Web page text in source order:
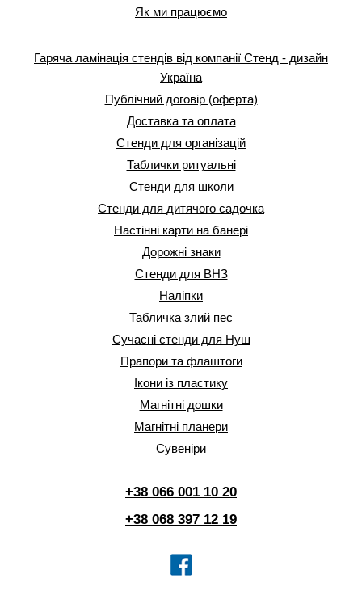
Як ми працюємо
Гаряча ламінація стендів від компанії Стенд - дизайн
Україна
Публічний договір (оферта)
Доставка та оплата
Стенди для організацій
Таблички ритуальні
Стенди для школи
Стенди для дитячого садочка
Настінні карти на банері
Дорожні знаки
Стенди для ВНЗ
Наліпки
Табличка злий пес
Сучасні стенди для Нуш
Прапори та флаштоги
Ікони із пластику
Магнітні дошки
Магнітні планери
Сувеніри
+38 066 001 10 20
+38 068 397 12 19